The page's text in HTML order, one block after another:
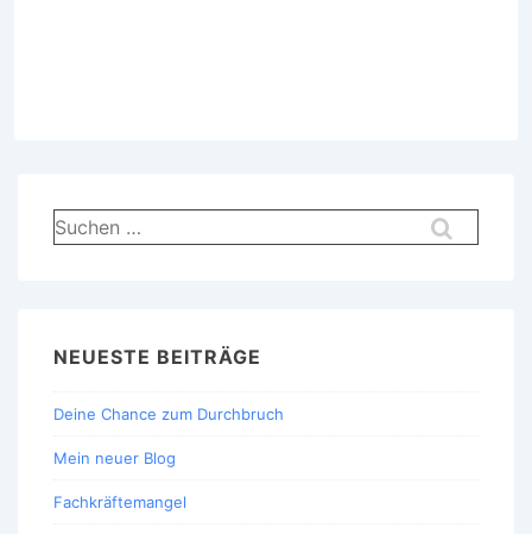
Suchen
nach:
NEUESTE BEITRÄGE
Deine Chance zum Durchbruch
Mein neuer Blog
Fachkräftemangel